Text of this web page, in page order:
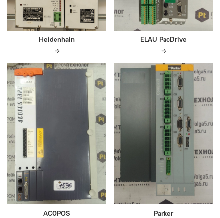
Heidenhain ELAU PacDrive
ACOPOS Parker